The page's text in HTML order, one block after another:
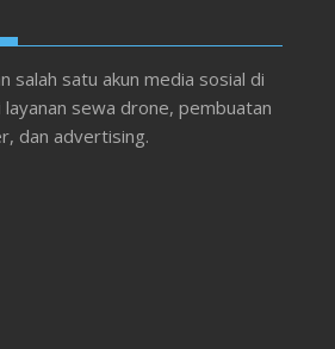
salah satu akun media sosial di
layanan sewa drone, pembuatan
dan advertising.